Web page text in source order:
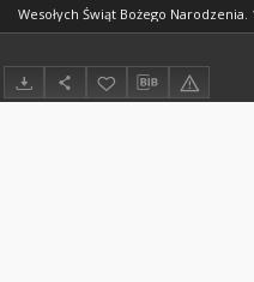
Wesołych Świąt Bożego Narodzenia.